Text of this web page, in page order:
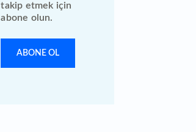
takip etmek için
abone olun.
ABONE OL